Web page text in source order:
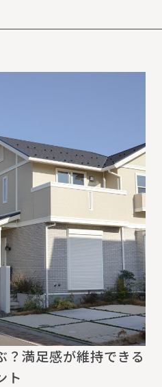
？満足感が維持できる
ト